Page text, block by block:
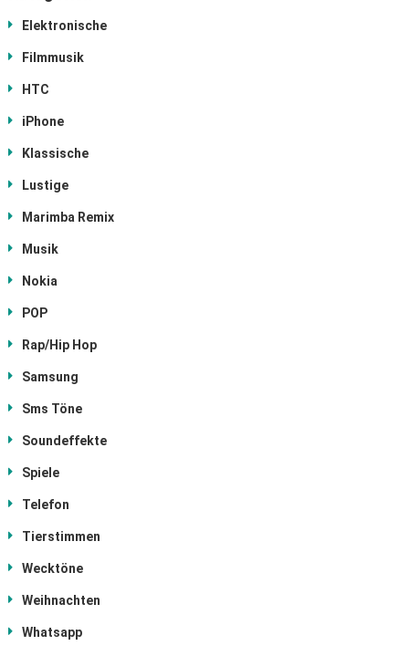
Elektronische
Filmmusik
HTC
iPhone
Klassische
Lustige
Marimba Remix
Musik
Nokia
POP
Rap/Hip Hop
Samsung
Sms Töne
Soundeffekte
Spiele
Telefon
Tierstimmen
Wecktöne
Weihnachten
Whatsapp